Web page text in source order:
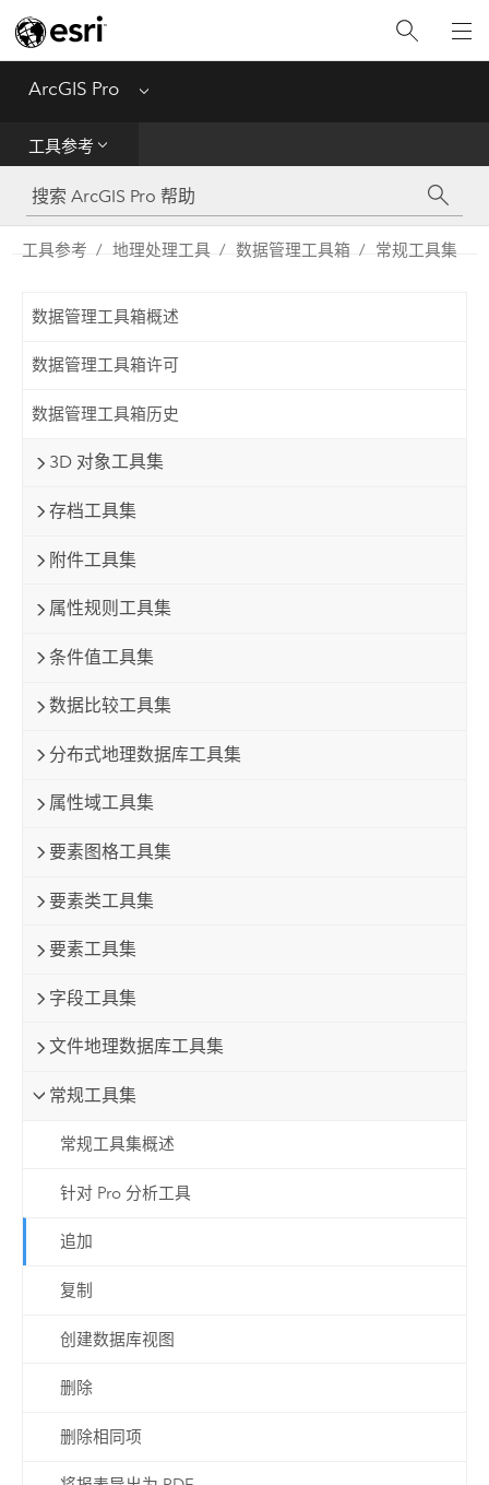
ArcGIS Pro Menu
工具参考
工具参考
Python
工具参考 地理处理工具 数据管理工具箱 常规工具集
数据管理工具箱概述
数据管理工具箱许可
数据管理工具箱历史
3D 对象工具集
存档工具集
附件工具集
属性规则工具集
条件值工具集
数据比较工具集
分布式地理数据库工具集
属性域工具集
要素图格工具集
要素类工具集
要素工具集
字段工具集
文件地理数据库工具集
常规工具集
常规工具集概述
针对 Pro 分析工具
追加
复制
创建数据库视图
删除
删除相同项